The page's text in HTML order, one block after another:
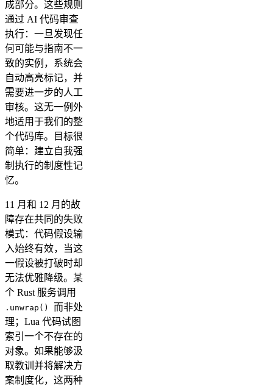
成部分。这些规则
通过 AI 代码审查
执行：一旦发现任
何可能与指南不一
致的实例，系统会
自动高亮标记，并
需要进一步的人工
审核。这无一例外
地适用于我们的整
个代码库。目标很
简单：建立自我强
制执行的制度性记
忆。
11 月和 12 月的故
障存在共同的失败
模式：代码假设输
入始终有效，当这
一假设被打破时却
无法优雅降级。某
个 Rust 服务调用
.unwrap() 而非处
理；Lua 代码试图
索引一个不存在的
对象。如果能够汲
取教训并将解决方
案制度化，这两种